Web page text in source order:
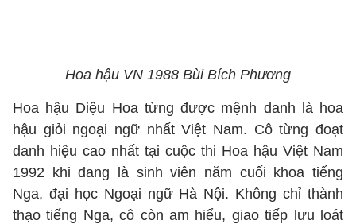
Hoa hậu VN 1988 Bùi Bích Phương
Hoa hậu Diệu Hoa từng được mệnh danh là hoa
hậu giỏi ngoại ngữ nhất Việt Nam. Cô từng đoạt
danh hiệu cao nhất tại cuộc thi Hoa hậu Việt Nam
1992 khi đang là sinh viên năm cuối khoa tiếng
Nga, đại học Ngoại ngữ Hà Nội. Không chỉ thành
thạo tiếng Nga, cô còn am hiểu, giao tiếp lưu loát